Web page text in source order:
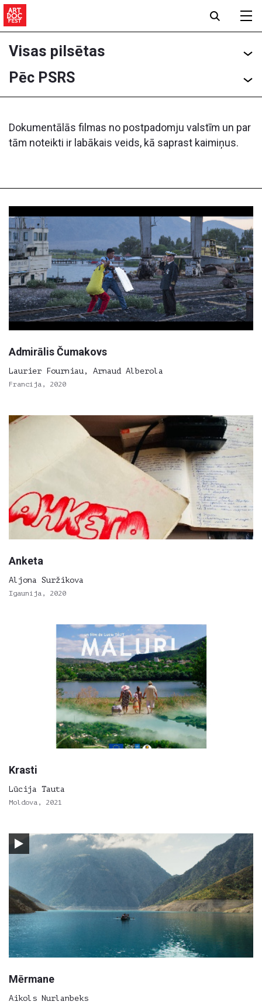
Visas pilsētas
Pēc PSRS
Dokumentālās filmas no postpadomju valstīm un par
tām noteikti ir labākais veids, kā saprast kaimiņus.
Admirālis Čumakovs
Laurier Fourniau, Arnaud Alberola
Francija, 2020
Anketa
Aljona Suržikova
Igaunija, 2020
Krasti
Lūcija Tauta
Moldova, 2021
Mērmane
Aikols Nurlanbeks